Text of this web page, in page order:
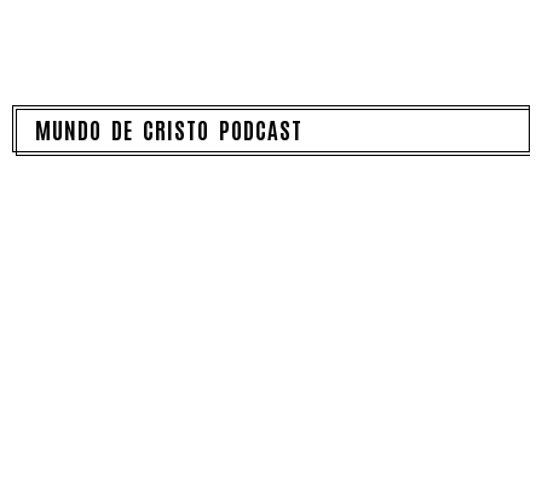
MUNDO DE CRISTO PODCAST